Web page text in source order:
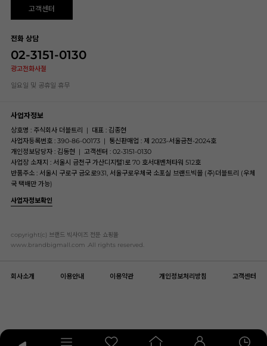
고객센터
전화 상담
02-3151-0130
광고전화사절
일요일 및 공휴일 휴무
사업자정보
상호명 : 주식회사 더블트리 | 대표 : 김종현
사업자등록번호 : 390-86-00173 | 통신판매업 : 제 2023-서울금천-2024호
개인정보담당자 : 김동현 | 고객센터 : 02-3151-0130
사업장 소재지 : 서울시 금천구 가산디지털1로 70 호서대벤처타워 512호
반품주소 : 서울시 구로구 금오로931, 서울구로우체국 소포실 브랜드빅몰 (주)더블트리 (우체
국 택배만 가능)
사업자정보확인
copyright(c) 브랜드 빅사이즈 전문 쇼핑몰
www.brandbigmall.com .All rights reserved.
회사소개 이용안내 이용약관 개인정보처리방침 고객센터